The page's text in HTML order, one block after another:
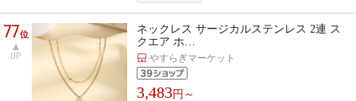
77位
UP
ネックレス サージカルステンレス 2連 ス
クエア ホ…
やすらぎマーケット
3,483円～